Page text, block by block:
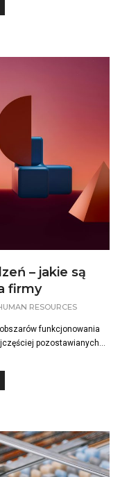
– jakie są
firmy
RESOURCES
funkcjonowania
pozostawianych...